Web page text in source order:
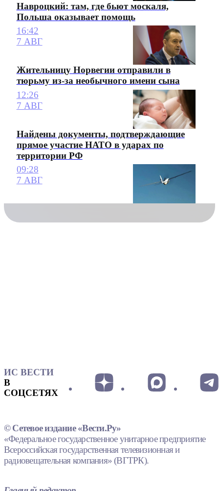
Навроцкий: там, где бьют москаля,
Польша оказывает помощь
16:42
7 АВГ
Жительницу Норвегии отправили в
тюрьму из-за необычного имени сына
12:26
7 АВГ
Найдены документы, подтверждающие
прямое участие НАТО в ударах по
территории РФ
09:28
7 АВГ
ИС ВЕСТИ
В
СОЦСЕТЯХ
© Сетевое издание «Вести.Ру»
«Федеральное государственное унитарное предприятие
Всероссийская государственная телевизионная и
радиовещательная компания» (ВГТРК).